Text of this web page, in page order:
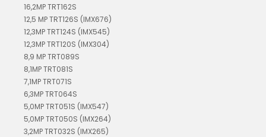
16,2MP TRT162S
12,5 MP TRT126S (IMX676)
12,3MP TRT124S (IMX545)
12,3MP TRT120S (IMX304)
8,9 MP TRT089S
8,1MP TRT081S
7,1MP TRT071S
6,3MP TRT064S
5,0MP TRT051S (IMX547)
5,0MP TRT050S (IMX264)
3,2MP TRT032S (IMX265)